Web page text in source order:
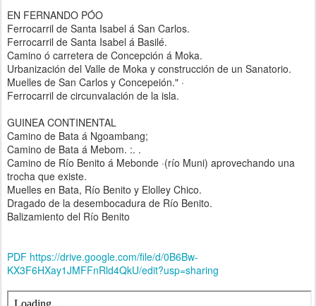
EN FERNANDO PÓO
Ferrocarril de Santa Isabel á San Carlos.
Ferrocarril de Santa Isabel á Basilé.
Camino ó carretera de Concepción á Moka.
Urbanización del Valle de Moka y construcción de un Sanatorio.
Muelles de San Carlos y Concepeión." ·
Ferrocarril de circunvalación de la isla.
GUINEA CONTINENTAL
Camino de Bata á Ngoambang;
Camino de Bata á Mebom. :. .
Camino de Río Benito á Mebonde ·(río Muni) aprovechando una
trocha que existe.
Muelles en Bata, Río Benito y Elolley Chico.
Dragado de la desembocadura de Río Benito.
Balizamiento del Río Benito
PDF https://drive.google.com/file/d/0B6Bw-
KX3F6HXay1JMFFnRld4QkU/edit?usp=sharing